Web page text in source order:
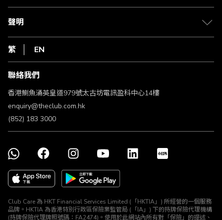
常見問題
csl.
1010
HKT
聲明
私隱聲明
使用條款
條款及細則
不歧視及不騷擾聲明
認可牌照及通告
繁 EN
聯絡我們
香港鰂魚涌英皇道979號太古坊電訊盈科中心14樓
enquiry@theclub.com.hk
(852) 183 3000
Club Care 為 HKT Financial Services Limited (「HKTIA」) 所經營的一個服務
品牌。HKTIA 為香港特別行政區保險業監管局 (「IA」) 下的持牌保險代理機構
(持牌保險代理牌照號碼：FA2474)。使用於此網站內所有對「保險」的提述、